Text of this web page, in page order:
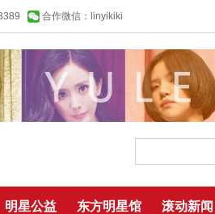
合作微信：linyikiki
明星公益 东方明星馆 滚动新闻